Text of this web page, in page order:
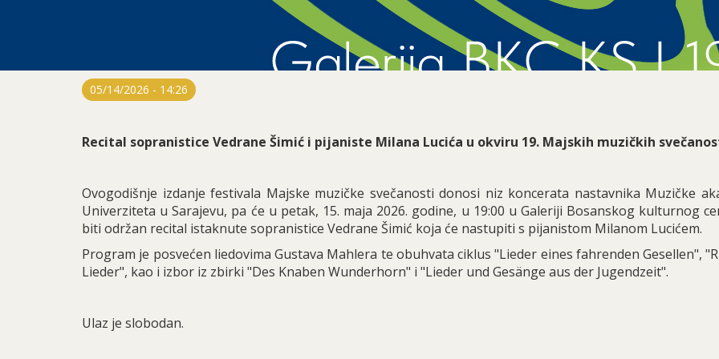
05/14/2026 - 14:26
Recital sopranistice Vedrane Šimić i pijaniste Milana Lucića u okviru 19. Majskih muzičkih
Ovogodišnje izdanje festivala Majske muzičke svečanosti donosi niz koncerata nastavnika Muzičke
Univerziteta u Sarajevu, pa će u petak, 15. maja 2026. godine, u 19:00 u Galeriji Bosanskog kulturnog
biti održan recital istaknute sopranistice Vedrane Šimić koja će nastupiti s pijanistom Milanom Lucićem.
Program je posvećen liedovima Gustava Mahlera te obuhvata ciklus "Lieder eines fahrenden Gesellen",
Lieder", kao i izbor iz zbirki "Des Knaben Wunderhorn" i "Lieder und Gesänge aus der Jugendzeit".
Ulaz je slobodan.